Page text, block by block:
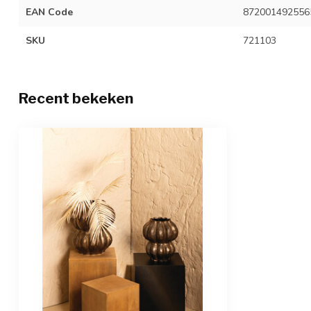
EAN Code
SKU 721103
Recent bekeken